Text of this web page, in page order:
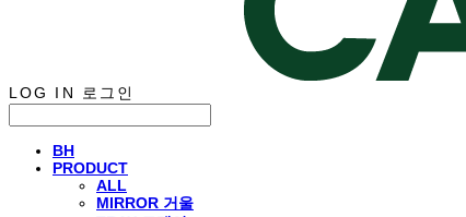
LOG IN 로그인
BH
PRODUCT
ALL
MIRROR 거울